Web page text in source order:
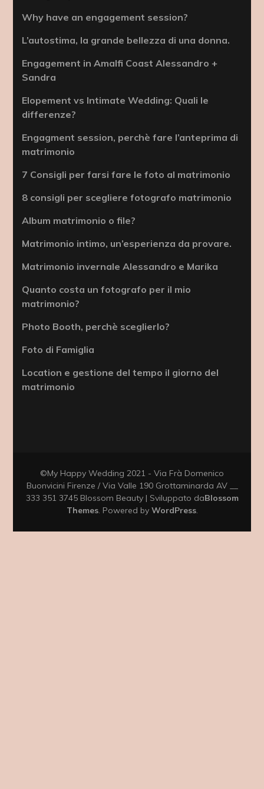
Why have an engagement session?
L’autostima, la grande bellezza di una donna.
Engagement in Amalfi Coast Alessandro +
Sandra
Elopement vs Intimate Wedding: Quali le
differenze?
Engagment session, perchè fare l’anteprima di
matrimonio
7 Consigli per farsi fare le foto al matrimonio
8 consigli per scegliere fotografo matrimonio
Album matrimonio o file?
Matrimonio intimo, un’esperienza da provare.
Matrimonio invernale Alessandro e Marika
Quanto costa un fotografo per il mio
matrimonio?
Photo Booth, perchè sceglierlo?
Foto di Famiglia
Location e gestione del tempo il giorno del
matrimonio
©My Happy Wedding 2021 - Via Frà Domenico
Buonvicini Firenze / Via Valle 190 Grottaminarda AV __
333 351 3745 Blossom Beauty | Sviluppato daBlossom
Themes. Powered by WordPress.